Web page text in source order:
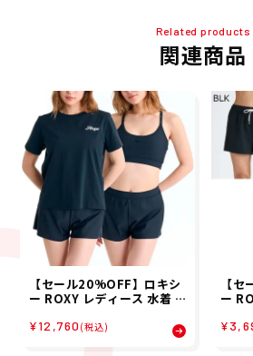
Related products
関連商品
【セール20%OFF】ロキシ
ー ROXY レディース 水着 R
シュT付き ビキニ セット R
¥12,760 (税込)
【
ー
ドシ
海